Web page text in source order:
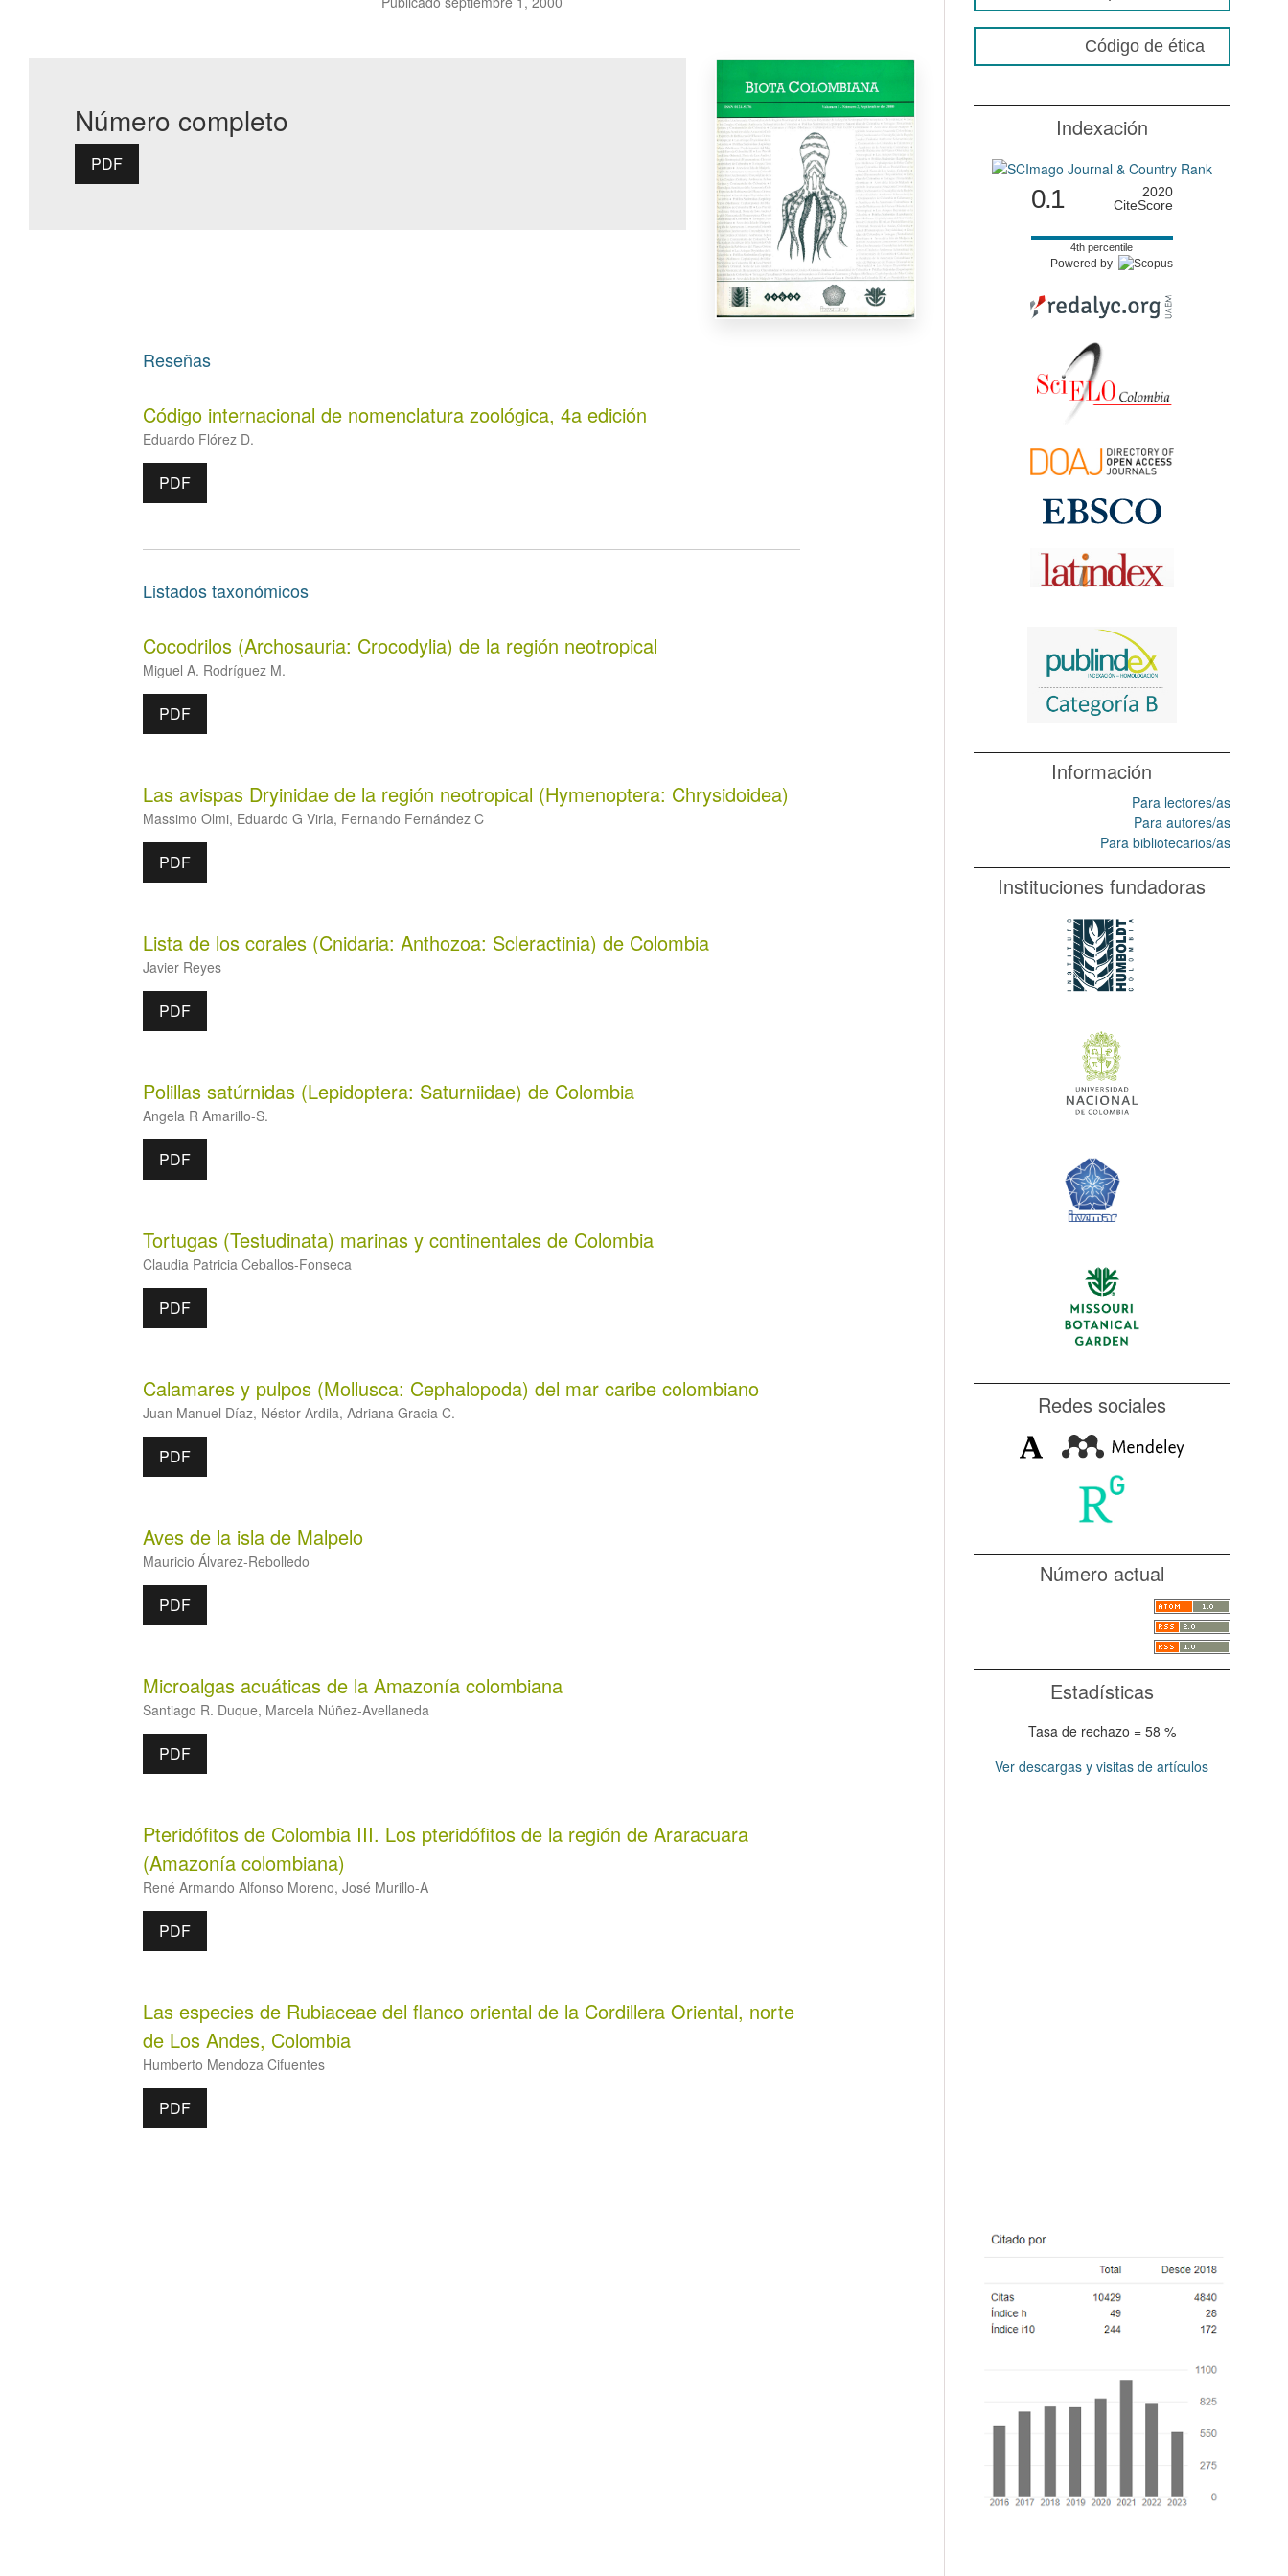
Número completo
PDF
Reseñas
Código internacional de nomenclatura zoológica, 4a edición
Eduardo Flórez D.
PDF
Listados taxonómicos
Cocodrilos (Archosauria: Crocodylia) de la región neotropical
Miguel A. Rodríguez M.
PDF
Las avispas Dryinidae de la región neotropical (Hymenoptera: Chrysidoidea)
Massimo Olmi, Eduardo G Virla, Fernando Fernández C
PDF
Lista de los corales (Cnidaria: Anthozoa: Scleractinia) de Colombia
Javier Reyes
PDF
Polillas satúrnidas (Lepidoptera: Saturniidae) de Colombia
Angela R Amarillo-S.
PDF
Tortugas (Testudinata) marinas y continentales de Colombia
Claudia Patricia Ceballos-Fonseca
PDF
Calamares y pulpos (Mollusca: Cephalopoda) del mar caribe colombiano
Juan Manuel Díaz, Néstor Ardila, Adriana Gracia C.
PDF
Aves de la isla de Malpelo
Mauricio Álvarez-Rebolledo
PDF
Microalgas acuáticas de la Amazonía colombiana
Santiago R. Duque, Marcela Núñez-Avellaneda
PDF
Pteridófitos de Colombia III. Los pteridófitos de la región de Araracuara
(Amazonía colombiana)
René Armando Alfonso Moreno, José Murillo-A
PDF
Las especies de Rubiaceae del flanco oriental de la Cordillera Oriental, norte
de Los Andes, Colombia
Humberto Mendoza Cifuentes
PDF
Código de ética
Indexación
0.1
2020
CiteScore
4th percentile
Powered by
Información
Para lectores/as
Para autores/as
Para bibliotecarios/as
Instituciones fundadoras
Redes sociales
Número actual
Estadísticas
Tasa de rechazo = 58 %
Ver descargas y visitas de artículos